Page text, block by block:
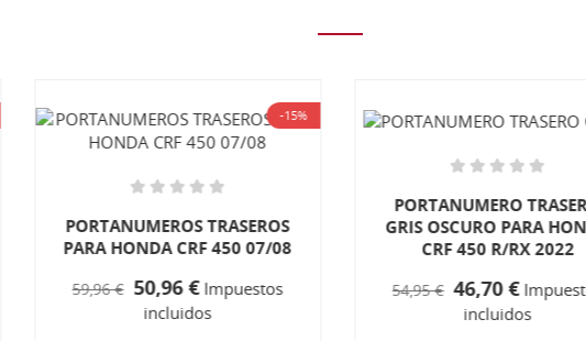
-15%
PORTANUMEROS TRASEROS
PARA HONDA CRF 450 07/08
59,96 € 50,96 €Impuestos
incluidos
PORTANUMERO
GRIS OSCURO PARA
CRF 450 R/RX 2022
54,95 € 46,70 €
incluidos